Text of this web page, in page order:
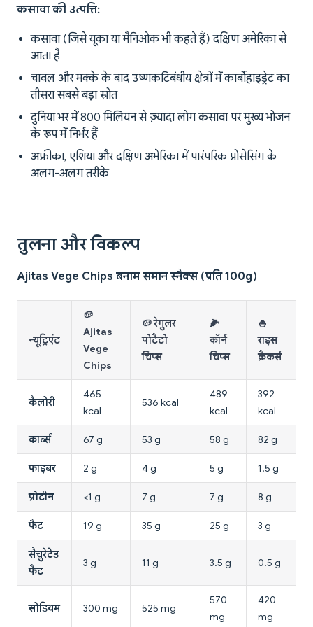
कसावा की उत्पत्ति:
कसावा (जिसे यूका या मैनिओक भी कहते हैं) दक्षिण अमेरिका से
आता है
चावल और मक्के के बाद उष्णकटिबंधीय क्षेत्रों में कार्बोहाइड्रेट का
तीसरा सबसे बड़ा स्रोत
दुनिया भर में 800 मिलियन से ज़्यादा लोग कसावा पर मुख्य भोजन
के रूप में निर्भर हैं
अफ्रीका, एशिया और दक्षिण अमेरिका में पारंपरिक प्रोसेसिंग के
अलग-अलग तरीके
तुलना और विकल्प
Ajitas Vege Chips बनाम समान स्नैक्स (प्रति 100g)
न्यूट्रिएंट
🥔
Ajitas
Vege
Chips
🥔 रेगुलर
पोटैटो
चिप्स
🌽
कॉर्न
चिप्स
🍚
राइस
क्रैकर्स
कैलोरी
465
kcal
536 kcal
489
kcal
392
kcal
कार्ब्स 67 g 53 g 58 g 82 g
फाइबर 2 g 4 g 5 g 1.5 g
प्रोटीन <1 g 7 g 7 g 8 g
फैट 19 g 35 g 25 g 3 g
सैचुरेटेड
फैट
3 g 11 g 3.5 g 0.5 g
सोडियम 300 mg 525 mg
570
mg
420
mg